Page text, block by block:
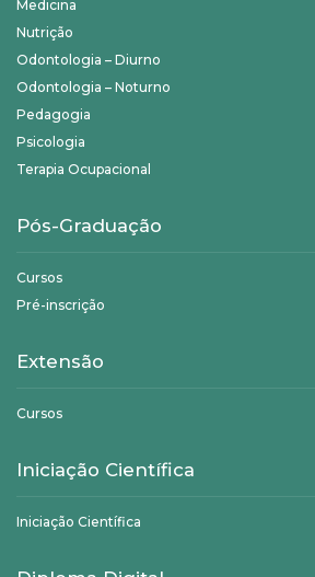
Medicina
Nutrição
Odontologia – Diurno
Odontologia – Noturno
Pedagogia
Psicologia
Terapia Ocupacional
Pós-Graduação
Cursos
Pré-inscrição
Extensão
Cursos
Iniciação Científica
Iniciação Científica